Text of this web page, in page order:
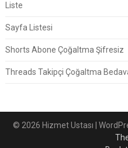
Liste
Sayfa Listesi
Shorts Abone Çoğaltma Şifresiz
Threads Takipçi Çoğaltma
© 2026 Hizmet Ustası |